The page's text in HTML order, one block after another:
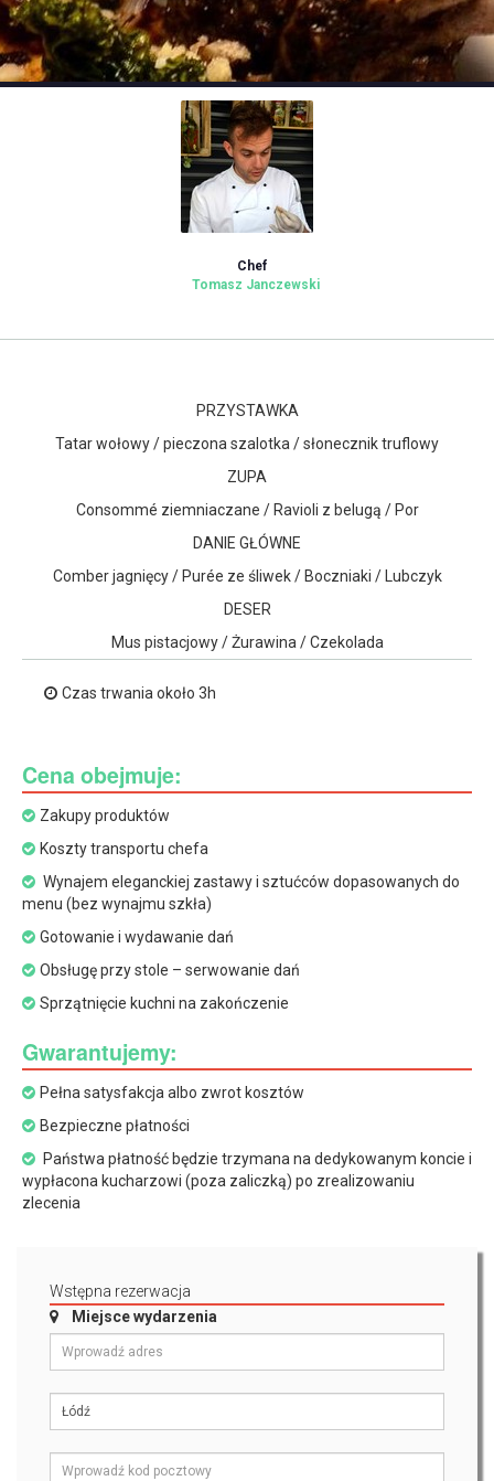
Chef
Tomasz Janczewski
PRZYSTAWKA
Tatar wołowy / pieczona szalotka / słonecznik truflowy
ZUPA
Consommé ziemniaczane / Ravioli z belugą / Por
DANIE GŁÓWNE
Comber jagnięcy / Purée ze śliwek / Boczniaki / Lubczyk
DESER
Mus pistacjowy / Żurawina / Czekolada
Czas trwania około 3h
Cena obejmuje:
Zakupy produktów
Koszty transportu chefa
Wynajem eleganckiej zastawy i sztućców dopasowanych do
menu (bez wynajmu szkła)
Gotowanie i wydawanie dań
Obsługę przy stole – serwowanie dań
Sprzątnięcie kuchni na zakończenie
Gwarantujemy:
Pełna satysfakcja albo zwrot kosztów
Bezpieczne płatności
Państwa płatność będzie trzymana na dedykowanym koncie i
wypłacona kucharzowi (poza zaliczką) po zrealizowaniu
zlecenia
Wstępna rezerwacja
Miejsce wydarzenia